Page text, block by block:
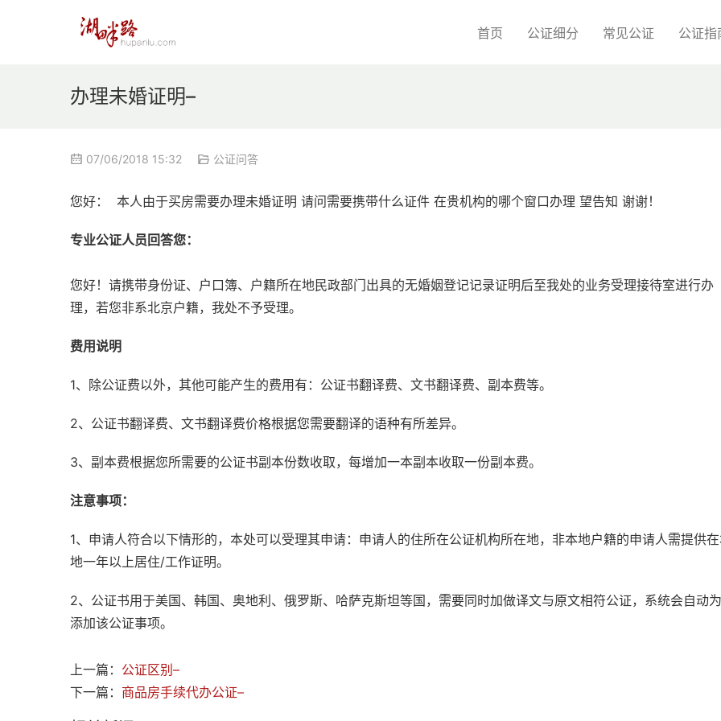
首页 公证细分 常见公证 公证指
办理未婚证明–
07/06/2018 15:32 公证问答
您好：  本人由于买房需要办理未婚证明 请问需要携带什么证件 在贵机构的哪个窗口办理 望告知 谢谢！
专业公证人员回答您：
您好！请携带身份证、户口簿、户籍所在地民政部门出具的无婚姻登记记录证明后至我处的业务受理接待室进行办
理，若您非系北京户籍，我处不予受理。
费用说明
1、除公证费以外，其他可能产生的费用有：公证书翻译费、文书翻译费、副本费等。
2、公证书翻译费、文书翻译费价格根据您需要翻译的语种有所差异。
3、副本费根据您所需要的公证书副本份数收取，每增加一本副本收取一份副本费。
注意事项：
1、申请人符合以下情形的，本处可以受理其申请：申请人的住所在公证机构所在地，非本地户籍的申请人需提供
地一年以上居住/工作证明。
2、公证书用于美国、韩国、奥地利、俄罗斯、哈萨克斯坦等国，需要同时加做译文与原文相符公证，系统会自动
添加该公证事项。
上一篇： 公证区别–
下一篇： 商品房手续代办公证–